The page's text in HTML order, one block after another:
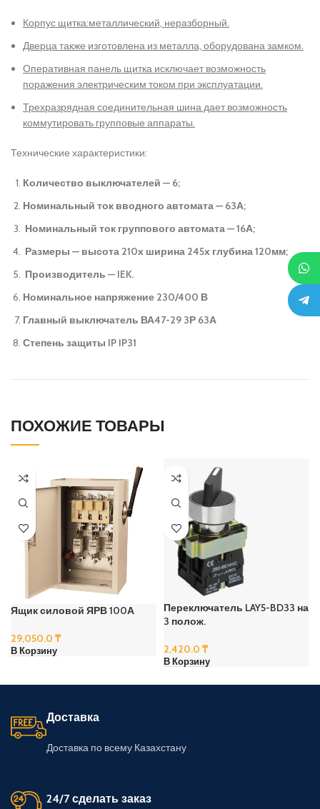
Корпус щитка:металлический, неразборный.
Дверца также изготовлена из металла, оборудована замком.
Оперативная панель щитка исключает возможность
поражения электрическим током при эксплуатации.
Трехразрядная соединительная шина дает возможность
коммутировать групповые аппараты.
Технические характеристики:
Количество выключателей — 6;
Номинальный ток вводного автомата — 63А;
Номинальный ток группового автомата — 16А;
Размеры — высота 210х ширина 245х глубина 120мм;
Производитель — IEK.
Номинальное напряжение 230/400 В
Главный выключатель ВА47-29 3Р 63А
Степень защиты IP IP31
ПОХОЖИЕ ТОВАРЫ
Ящик силовой ЯРВ 100А
29,050.0 ₸
В Корзину
Переключатель LAY5-BD33 на
3 полож.
2,420.0 ₸
В Корзину
Доставка
Доставка по всему Казахстану
24/7 сделать заказ